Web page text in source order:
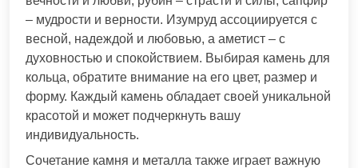
– мудрости и верности. Изумруд ассоциируется с
весной, надеждой и любовью, а аметист – с
духовностью и спокойствием. Выбирая камень для
кольца, обратите внимание на его цвет, размер и
форму. Каждый камень обладает своей уникальной
красотой и может подчеркнуть вашу
индивидуальность.
Сочетание камня и металла также играет важную